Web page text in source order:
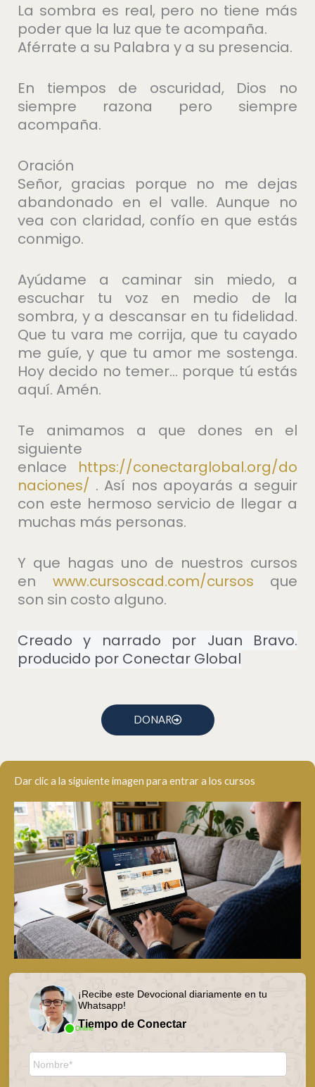
La sombra es real, pero no tiene más
poder que la luz que te acompaña.
Aférrate a su Palabra y a su presencia.
En tiempos de oscuridad, Dios no
siempre razona pero siempre
acompaña.
Oración
Señor, gracias porque no me dejas
abandonado en el valle. Aunque no
vea con claridad, confío en que estás
conmigo.
Ayúdame a caminar sin miedo, a
escuchar tu voz en medio de la
sombra, y a descansar en tu fidelidad.
Que tu vara me corrija, que tu cayado
me guíe, y que tu amor me sostenga.
Hoy decido no temer… porque tú estás
aquí. Amén.
Te animamos a que dones en el
siguiente
enlace https://conectarglobal.org/do
naciones/ . Así nos apoyarás a seguir
con este hermoso servicio de llegar a
muchas más personas.
Y que hagas uno de nuestros cursos
en ⁠www.cursoscad.com/cursos⁠ que
son sin costo alguno.
Creado y narrado por Juan Bravo.
producido por Conectar Global
DONAR
Dar clic a la siguiente imagen para entrar a los cursos
Online
¡Recibe este Devocional diariamente en tu
Whatsapp!
Tiempo de Conectar